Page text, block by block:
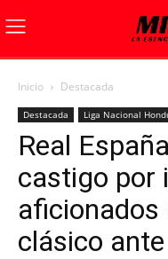
Inicio Destacada
Destacada Liga Nacional
Real
castigo por
aficionados
clásico